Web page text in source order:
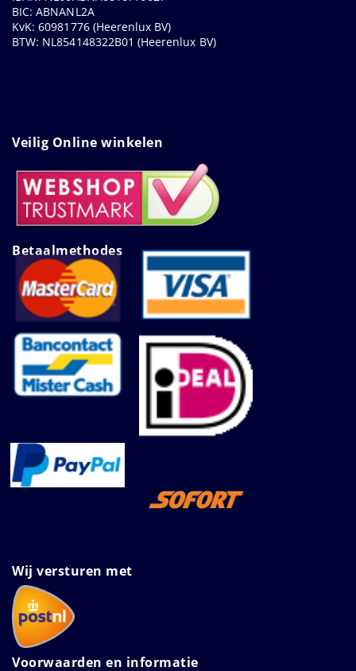
BIC: ABNANL2A
KvK: 60981776 (Heerenlux BV)
BTW: NL854148322B01 (Heerenlux BV)
Veilig Online winkelen
Betaalmethodes
Wij versturen met
Voorwaarden en informatie